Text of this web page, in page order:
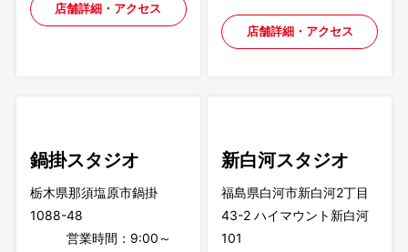
店舗詳細・アクセス
店舗詳細・アクセス
鍋掛スタジオ
栃木県那須塩原市鍋掛
1088-48
営業時間：9:00～
新白河スタジオ
福島県白河市新白河2丁目
43-2 ハイマウント新白河
101